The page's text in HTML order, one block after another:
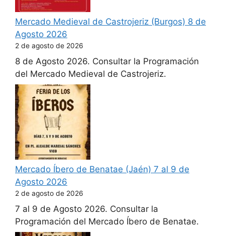
Mercado Medieval de Castrojeriz (Burgos) 8 de
Agosto 2026
2 de agosto de 2026
8 de Agosto 2026. Consultar la Programación
del Mercado Medieval de Castrojeriz.
Mercado Íbero de Benatae (Jaén) 7 al 9 de
Agosto 2026
2 de agosto de 2026
7 al 9 de Agosto 2026. Consultar la
Programación del Mercado Íbero de Benatae.